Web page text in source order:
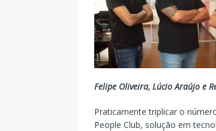
Felipe Oliveira, Lúcio Araújo e
Praticamente triplicar o
People Club, solução em